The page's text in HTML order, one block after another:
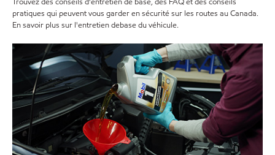
pratiques qui peuvent vous garder en sécurité sur les routes au Canada.
En savoir plus sur l'entretien debase du véhicule.